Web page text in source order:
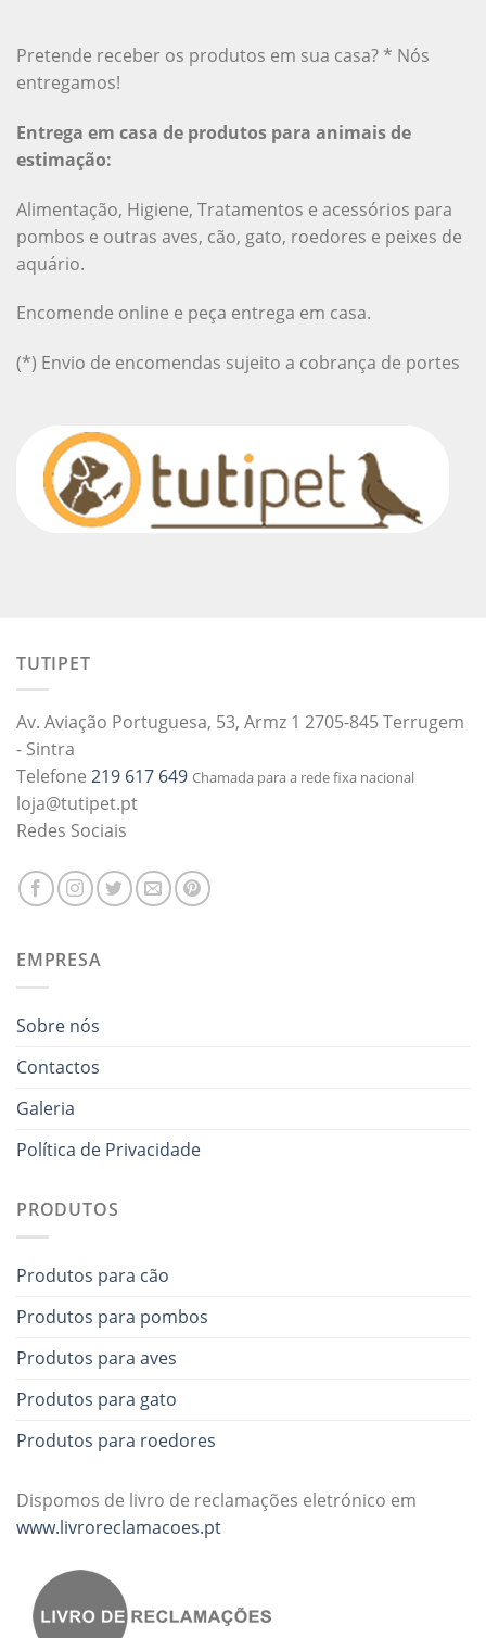
Pretende receber os produtos em sua casa? * Nós
entregamos!
Entrega em casa de produtos para animais de
estimação:
Alimentação, Higiene, Tratamentos e acessórios para
pombos e outras aves, cão, gato, roedores e peixes de
aquário.
Encomende online e peça entrega em casa.
(*) Envio de encomendas sujeito a cobrança de portes
TUTIPET
Av. Aviação Portuguesa, 53, Armz 1 2705-845 Terrugem
- Sintra
Telefone 219 617 649 Chamada para a rede fixa nacional
loja@tutipet.pt
Redes Sociais
EMPRESA
Sobre nós
Contactos
Galeria
Política de Privacidade
PRODUTOS
Produtos para cão
Produtos para pombos
Produtos para aves
Produtos para gato
Produtos para roedores
Dispomos de livro de reclamações eletrónico em
www.livroreclamacoes.pt